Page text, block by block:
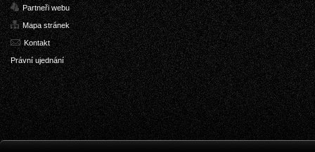
Partneři webu
Mapa stránek
Kontakt
Právní ujednání